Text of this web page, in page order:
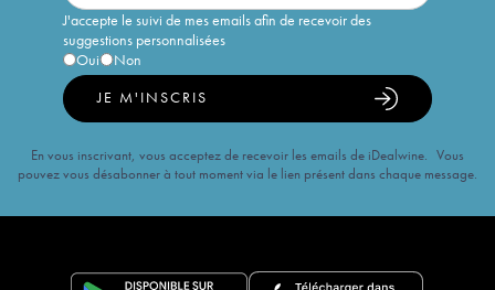
J'accepte le suivi de mes emails afin de recevoir des
suggestions personnalisées
Oui
Non
JE M'INSCRIS
En vous inscrivant, vous acceptez de recevoir les emails de iDealwine. Vous
pouvez vous désabonner à tout moment via le lien présent dans chaque message.